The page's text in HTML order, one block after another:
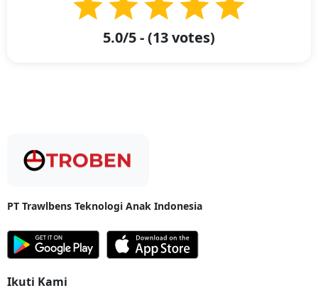
Barang Apa Saja Yang Bisa Dikirimkan dari Jakarta ke Belitung,
Bangka Belitung? -
Belitung merupakan salah satu kabupaten yang
berada di Provinsi Bangka Belitung. Belitung terkenal dengan berbagai
tempat wisata seperti Pulau Batu Berlayar, Pulau Tanjung Pendam,
hadirnya layanan Troben Cargo. Beragam kategori yang bisa diangkut
meliputi:
Mesin industri dan alat manufaktur
Perangkat elektronik
5.0/5 - (13votes)
PT Trawlbens Teknologi Anak Indonesia
Ikuti Kami